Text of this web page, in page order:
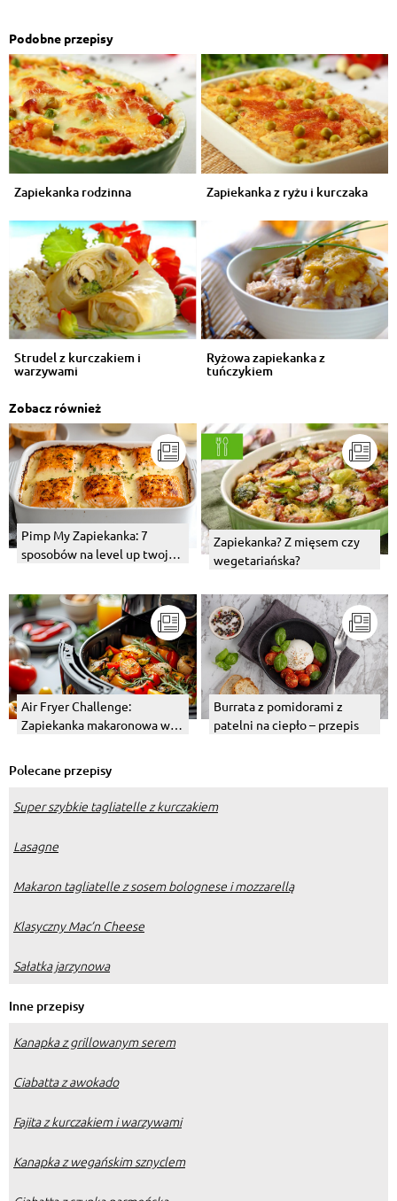
Podobne przepisy
Zapiekanka rodzinna Zapiekanka z ryżu i kurczaka
Strudel z kurczakiem i
warzywami
Ryżowa zapiekanka z
tuńczykiem
Zobacz również
Pimp My Zapiekanka: 7
sposobów na level up twojej
Zapiefix
Zapiekanka? Z mięsem czy
wegetariańska?
Air Fryer Challenge:
Zapiekanka makaronowa w
to działa!
Burrata z pomidorami z
patelni na ciepło – przepis
Polecane przepisy
Super szybkie tagliatelle z kurczakiem
Lasagne
Makaron tagliatelle z sosem bolognese i mozzarellą
Klasyczny Mac’n Cheese
Sałatka jarzynowa
Inne przepisy
Kanapka z grillowanym serem
Ciabatta z awokado
Fajita z kurczakiem i warzywami
Kanapka z wegańskim sznyclem